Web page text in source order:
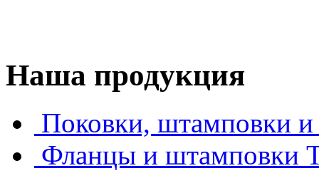
Наша продукция
Поковки, штамповки и
Фланцы и штамповки